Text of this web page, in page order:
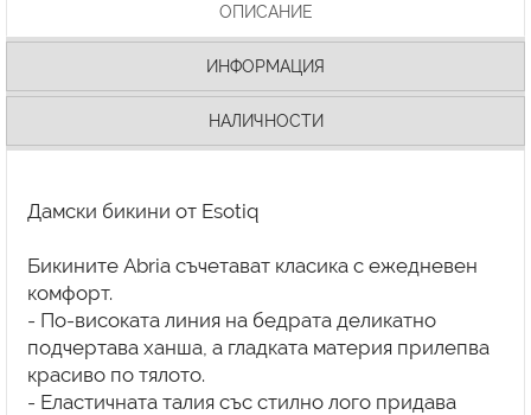
ОПИСАНИЕ
ИНФОРМАЦИЯ
НАЛИЧНОСТИ
Дамски бикини от Esotiq
Бикините Abria съчетават класика с ежедневен
комфорт.
- По-високата линия на бедрата деликатно
подчертава ханша, а гладката материя прилепва
красиво по тялото.
- Еластичната талия със стилно лого придава